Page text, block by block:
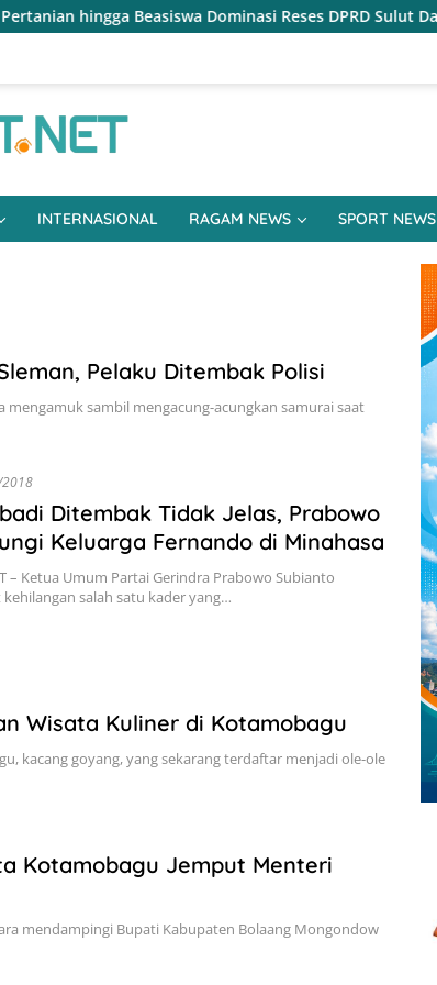
Dominasi Reses DPRD Sulut Dapil Minsel-Mitra
INTERNASIONAL RAGAM NEWS SPORT NEWS
Pelaku Ditembak Polisi
mengamuk sambil mengacung-acungkan samurai saat
Ditembak Tidak Jelas, Prabowo
Keluarga Fernando di Minahasa
– Ketua Umum Partai Gerindra Prabowo Subianto
salah satu kader yang…
Wisata Kuliner di Kotamobagu
kacang goyang, yang sekarang terdaftar menjadi ole-ole
Kotamobagu Jemput Menteri
mendampingi Bupati Kabupaten Bolaang Mongondow